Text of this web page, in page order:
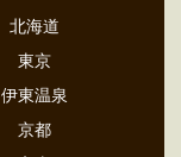
北海道
東京
伊東温泉
京都